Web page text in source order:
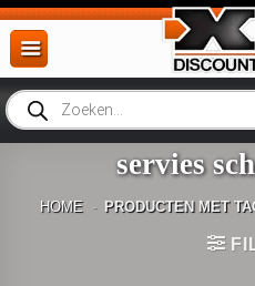
Ga
naar
inhoud
Producten
zoeken
servies
HOME - PRODUCTEN MET